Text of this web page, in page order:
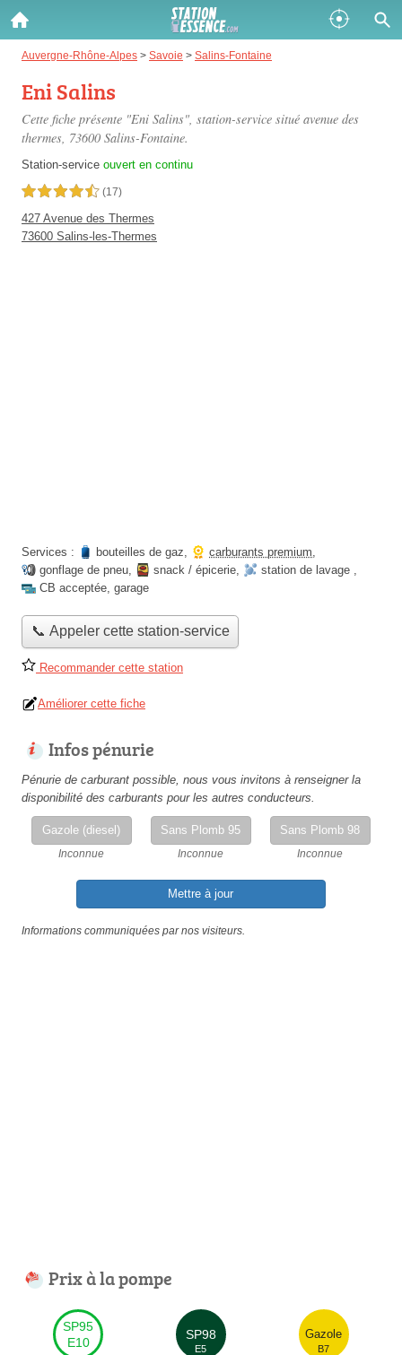
Auvergne-Rhône-Alpes > Savoie > Salins-Fontaine
Eni Salins
Cette fiche présente "Eni Salins", station-service situé avenue des
thermes, 73600 Salins-Fontaine.
Station-service ouvert en continu
4,5 étoiles sur 5 (17)
427 Avenue des Thermes
73600 Salins-les-Thermes
Services : bouteilles de gaz, carburants premium,
gonflage de pneu, snack / épicerie, station de lavage ,
CB acceptée, garage
📞 Appeler cette station-service
Recommander cette station
Améliorer cette fiche
Infos pénurie
Pénurie de carburant possible, nous vous invitons à renseigner la
disponibilité des carburants pour les autres conducteurs.
Gazole (diesel)
Inconnue
Sans Plomb 95
Inconnue
Sans Plomb 98
Inconnue
Mettre à jour
Informations communiquées par nos visiteurs.
Prix à la pompe
SP95
E10
SP98
E5
Gazole
B7
Gazole :
Disponible
SP 98 :
Disponible
SP 95 :
Disponible